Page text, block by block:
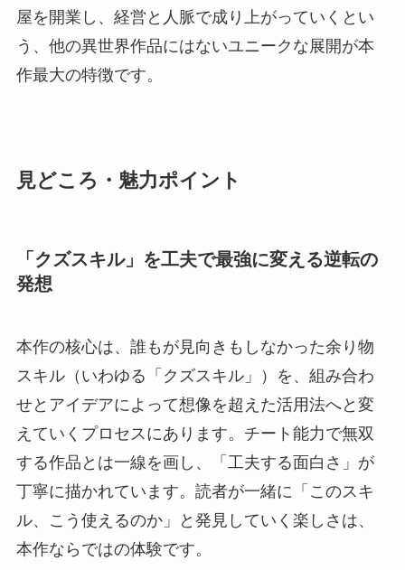
屋を開業し、経営と人脈で成り上がっていくとい
う、他の異世界作品にはないユニークな展開が本
作最大の特徴です。
見どころ・魅力ポイント
「クズスキル」を工夫で最強に変える逆転の
発想
本作の核心は、誰もが見向きもしなかった余り物
スキル（いわゆる「クズスキル」）を、組み合わ
せとアイデアによって想像を超えた活用法へと変
えていくプロセスにあります。チート能力で無双
する作品とは一線を画し、「工夫する面白さ」が
丁寧に描かれています。読者が一緒に「このスキ
ル、こう使えるのか」と発見していく楽しさは、
本作ならではの体験です。